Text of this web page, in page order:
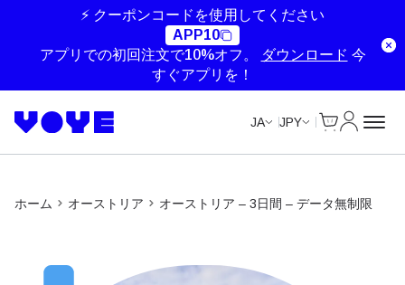
⚡ クーポンコードを使用してください
APP10
アプリでの初回注文で10%オフ。
ダウンロード 今
すぐアプリを！
JA JPY
ホーム オーストリア オーストリア – 3日間 – データ無制限
Unlimited Data
Unlimited Data